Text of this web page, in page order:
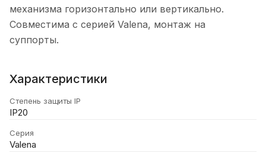
механизма горизонтально или вертикально.
Совместима с серией Valena, монтаж на
суппорты.
Характеристики
Степень защиты IP
IP20
Серия
Valena